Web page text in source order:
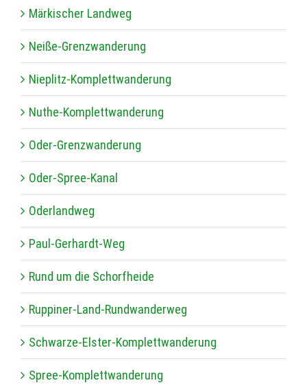
Mär­ki­scher Landweg
Neiße-Grenz­wan­de­rung
Nie­plitz-Kom­plett­wan­de­rung
Nuthe-Kom­plett­wan­de­rung
Oder-Grenz­wan­de­rung
Oder-Spree-Kanal
Oder­land­weg
Paul-Ger­hardt-Weg
Rund um die Schorfheide
Rup­pi­ner-Land-Rund­wan­der­weg
Schwarze-Els­ter-Kom­plett­wan­de­rung
Spree-Kom­plett­wan­de­rung